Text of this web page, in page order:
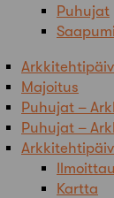
Puhujat
Majoitus
Puhujat –
Puhujat –
Kartta